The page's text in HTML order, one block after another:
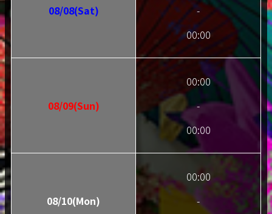
08/08(Sat)
-
00:00
08/09(Sun)
00:00
-
00:00
08/10(Mon)
00:00
-